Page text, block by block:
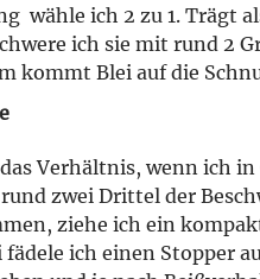
wähle ich 2 zu 1. Trägt
ich sie mit rund 2
kommt Blei auf die
Verhältnis, wenn ich
zwei Drittel der
ziehe ich ein
ich einen Stopper